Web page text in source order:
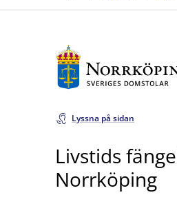
Lyssna på sidan
Livstids
Norrköping